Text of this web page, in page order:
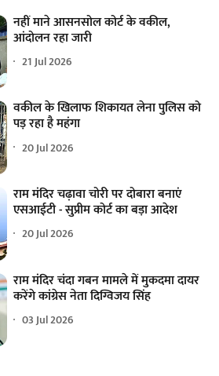
नहीं माने आसनसोल कोर्ट के वकील,
आंदोलन रहा जारी
21 Jul 2026
वकील के खिलाफ शिकायत लेना पुलिस को
पड़ रहा है महंगा
20 Jul 2026
राम मंदिर चढ़ावा चोरी पर दोबारा बनाएं
एसआईटी - सुप्रीम कोर्ट का बड़ा आदेश
20 Jul 2026
राम मंदिर चंदा गबन मामले में मुकदमा दायर
करेंगे कांग्रेस नेता दिग्विजय सिंह
03 Jul 2026